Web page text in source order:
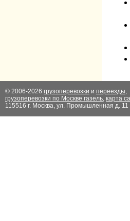
© 2006-2026 грузоперевозки и переезды,
грузоперевозки по Москве газель, карта
115516 г. Москва, ул. Промышленная д. 11